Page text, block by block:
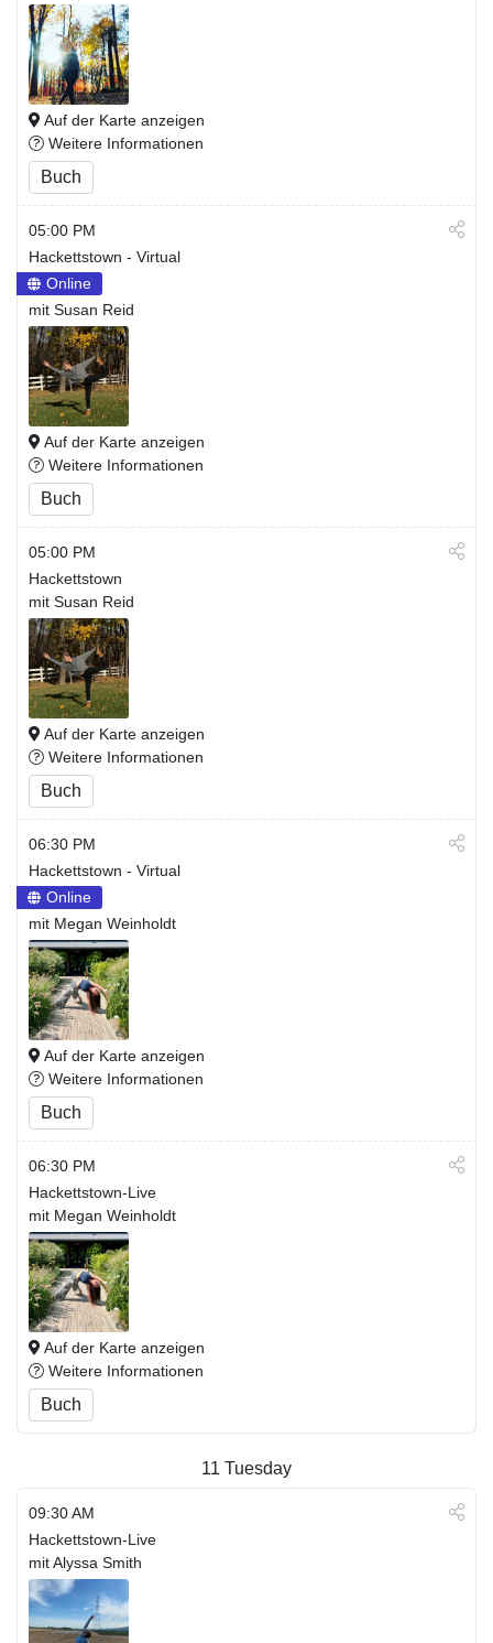
Auf der Karte anzeigen
Weitere Informationen
Buch
05:00 PM
Hackettstown - Virtual
Online
mit Susan Reid
Auf der Karte anzeigen
Weitere Informationen
Buch
05:00 PM
Hackettstown
mit Susan Reid
Auf der Karte anzeigen
Weitere Informationen
Buch
06:30 PM
Hackettstown - Virtual
Online
mit Megan Weinholdt
Auf der Karte anzeigen
Weitere Informationen
Buch
06:30 PM
Hackettstown-Live
mit Megan Weinholdt
Auf der Karte anzeigen
Weitere Informationen
Buch
11 Tuesday
09:30 AM
Hackettstown-Live
mit Alyssa Smith